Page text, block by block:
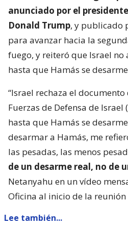
anunciado por el
Donald Trump, y publicado
para avanzar hacia la
fuego, y reiteró que Israel no
hasta que Hamás se
“Israel rechaza el
Fuerzas de Defensa de Israel
hasta que Hamás se
desarmar a Hamás, me
las pesadas, las menos
de un desarme real, no de
Netanyahu en un vídeo
Oficina al inicio de la reunión
Lee también...